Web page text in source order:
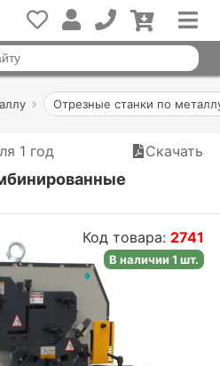
Отрезные станки по
1 год Скачать
Код товара: 2741
В наличии 1 шт.